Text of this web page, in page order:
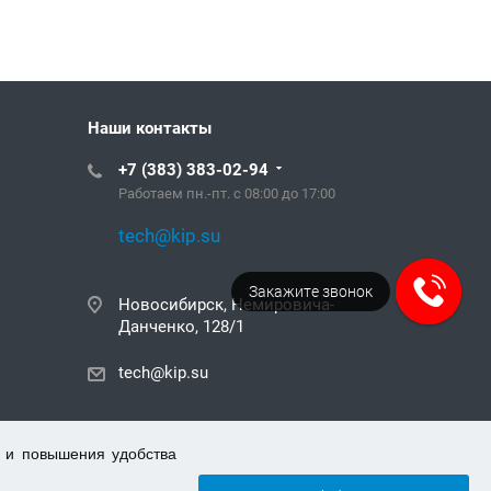
Наши контакты
+7 (383) 383-02-94
Работаем пн.-пт. с 08:00 до 17:00
tech@kip.su
Новосибирск, Немировича-
Данченко, 128/1
tech@kip.su
повышения удобства
Закажите звонок